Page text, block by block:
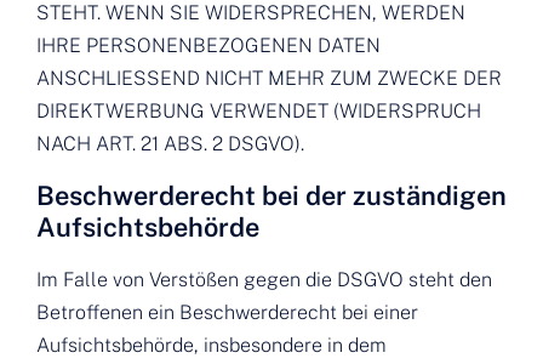
STEHT. WENN SIE WIDERSPRECHEN, WERDEN
IHRE PERSONENBEZOGENEN DATEN
ANSCHLIESSEND NICHT MEHR ZUM ZWECKE DER
DIREKTWERBUNG VERWENDET (WIDERSPRUCH
NACH ART. 21 ABS. 2 DSGVO).
Beschwerde­recht bei der zuständigen
Aufsichts­behörde
Im Falle von Verstößen gegen die DSGVO steht den
Betroffenen ein Beschwerderecht bei einer
Aufsichtsbehörde, insbesondere in dem